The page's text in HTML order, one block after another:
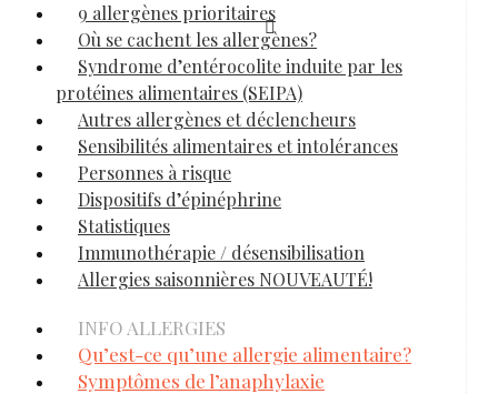
9 allergènes prioritaires
Où se cachent les allergènes?
Syndrome d’entérocolite induite par les
protéines alimentaires (SEIPA)
Autres allergènes et déclencheurs
Sensibilités alimentaires et intolérances
Personnes à risque
Dispositifs d’épinéphrine
Statistiques
Immunothérapie / désensibilisation
Allergies saisonnières NOUVEAUTÉ!
INFO ALLERGIES
Qu’est-ce qu’une allergie alimentaire?
Symptômes de l’anaphylaxie